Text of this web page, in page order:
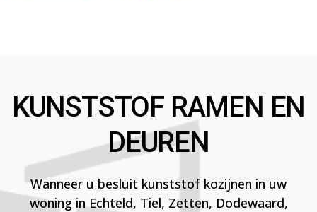
KUNSTSTOF RAMEN EN
DEUREN
Wanneer u besluit kunststof kozijnen in uw
woning in Echteld, Tiel, Zetten, Dodewaard,